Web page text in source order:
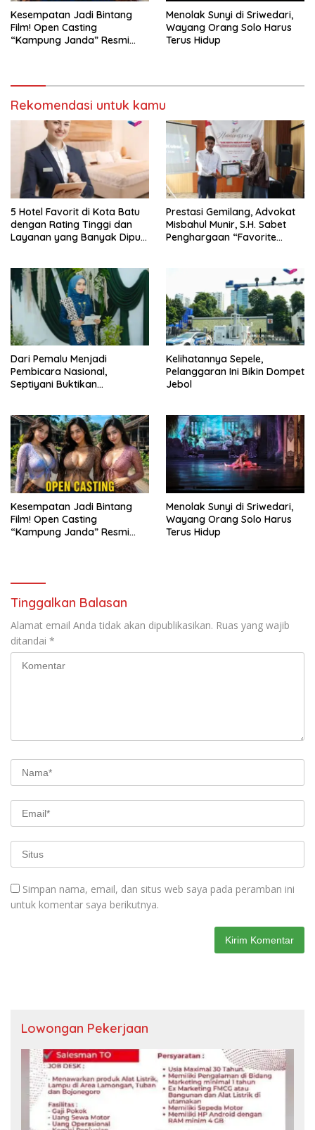
Kesempatan Jadi Bintang
Film! Open Casting
“Kampung Janda” Resmi
Menolak Sunyi di Sriwedari,
Wayang Orang Solo Harus
Terus Hidup
Rekomendasi untuk kamu
5 Hotel Favorit di Kota Batu
dengan Rating Tinggi dan
Layanan yang Banyak Dipuji
Prestasi Gemilang, Advokat
Misbahul Munir, S.H. Sabet
Penghargaan “Favorite
Dari Pemalu Menjadi
Pembicara Nasional,
Septiyani Buktikan
Kelihatannya Sepele,
Pelanggaran Ini Bikin Dompet
Jebol
Kesempatan Jadi Bintang
Film! Open Casting
“Kampung Janda” Resmi
Menolak Sunyi di Sriwedari,
Wayang Orang Solo Harus
Terus Hidup
Tinggalkan Balasan
Alamat email Anda tidak akan dipublikasikan. Ruas yang wajib
ditandai *
Simpan nama, email, dan situs web saya pada peramban ini
untuk komentar saya berikutnya.
Lowongan Pekerjaan